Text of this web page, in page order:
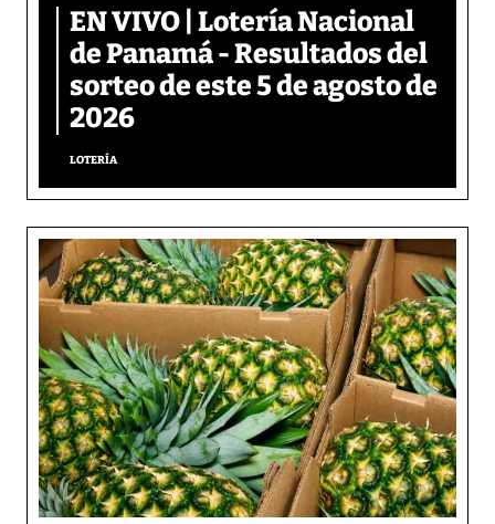
EN VIVO | Lotería Nacional
de Panamá - Resultados del
sorteo de este 5 de agosto de
2026
LOTERÍA